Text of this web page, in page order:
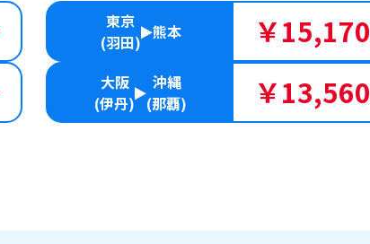
東京
(羽田) 熊本 ￥
大阪
(伊丹)
沖縄
(那覇)
￥